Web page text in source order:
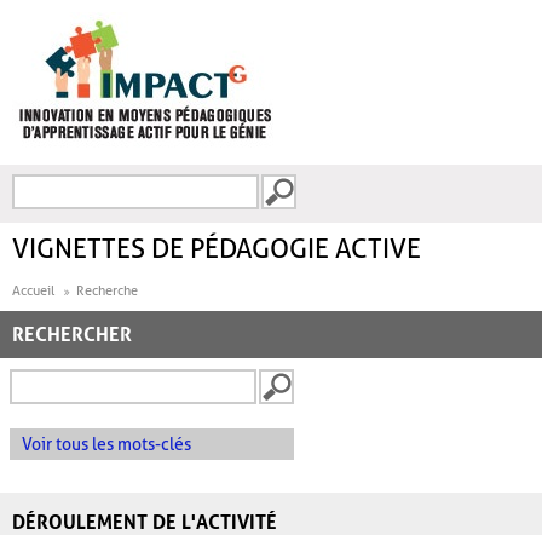
FORMULAIRE DE
VIGNETTES DE PÉDAGOGIE ACTIVE
Accueil Recherche
RECHERCHER
Voir tous les mots-clés
DÉROULEMENT DE L'ACTIVITÉ